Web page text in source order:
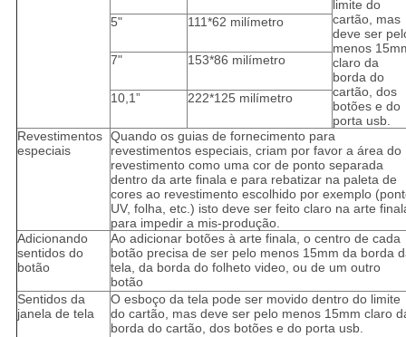
limite do
cartão, mas
deve ser
menos
claro da
borda do
cartão, dos
botões e do
porta usb.
5" 111*62 milímetro
7" 153*86 milímetro
10,1” 222*125 milímetro
Revestimentos
especiais
Quando os guias de fornecimento para
revestimentos especiais, criam por favor a área do
revestimento como uma cor de ponto separada
dentro da arte finala e para rebatizar na paleta de
cores ao revestimento escolhido por exemplo
UV, folha, etc.) isto deve ser feito claro na arte
para impedir a mis-produção.
Adicionando
sentidos do
botão
Ao adicionar botões à arte finala, o centro de cada
botão precisa de ser pelo menos 15mm da borda
tela, da borda do folheto video, ou de um outro
botão
Sentidos da
janela de tela
O esboço da tela pode ser movido dentro do limite
do cartão, mas deve ser pelo menos 15mm claro
borda do cartão, dos botões e do porta usb.